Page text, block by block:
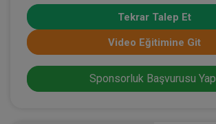
Tekrar Talep Et
Video Eğitimine Git
Sponsorluk Başvurusu